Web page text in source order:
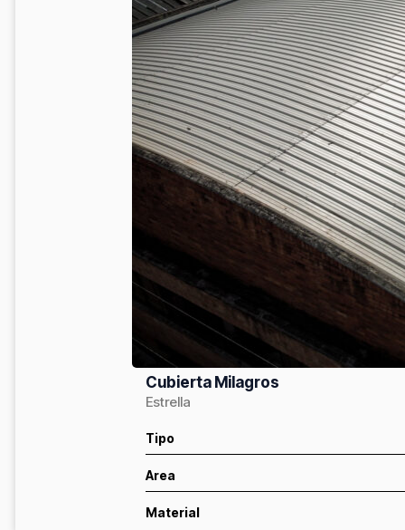
Cubierta Milagros
Estrella
Tipo
Area
Material